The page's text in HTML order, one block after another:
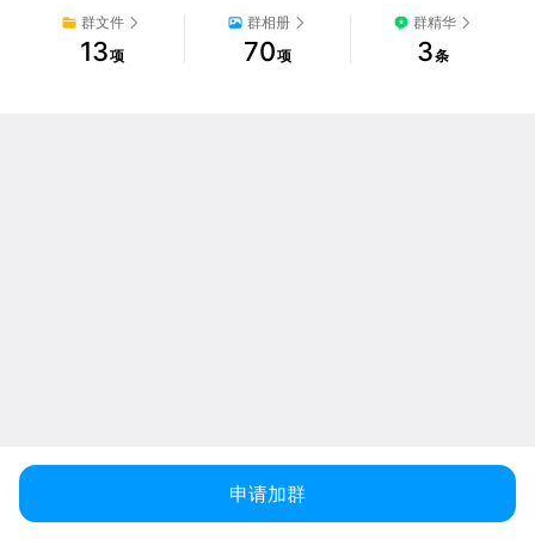
群文件
13项
群相册
70项
群精华
3条
申请加群